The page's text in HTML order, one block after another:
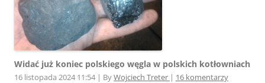
Widać już koniec polskiego węgla w polskich kotłowniach
16 listopada 2024 11:54 | ByWojciech Treter | 16 komentarzy